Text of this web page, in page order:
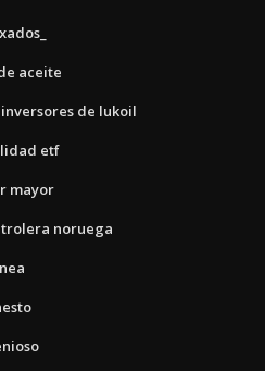
aceite
de lukoil
etf
mayor
noruega